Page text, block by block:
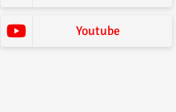
Youtube